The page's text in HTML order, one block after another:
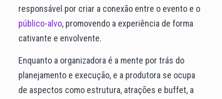
responsável por criar a conexão entre o evento e o
público-alvo, promovendo a experiência de forma
cativante e envolvente.
Enquanto a organizadora é a mente por trás do
planejamento e execução, e a produtora se ocupa
de aspectos como estrutura, atrações e buffet, a